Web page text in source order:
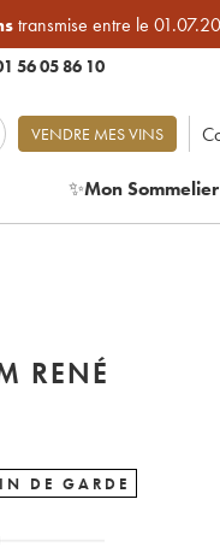
transmise entre le
56 05 86 10
VENDRE MES VINS
✨Mon Sommelier
RENÉ
DE GARDE